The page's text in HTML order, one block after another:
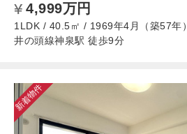
4,999万円
1LDK / 40.5㎡ / 1969年4月（築57年）
井の頭線神泉駅 徒歩9分
新着物件